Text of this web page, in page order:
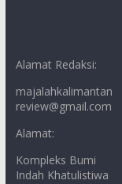
Alamat Redaksi:
majalahkalimantan
review@gmail.com
Alamat:
Kompleks Bumi
Indah Khatulistiwa